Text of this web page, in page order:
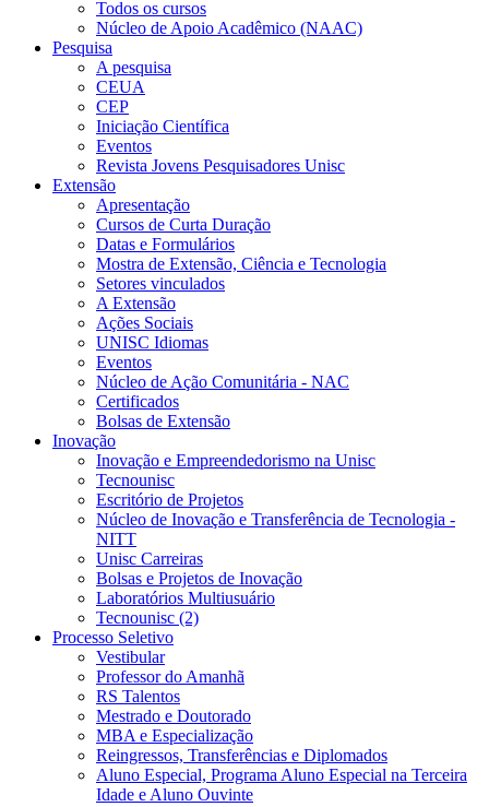
Todos os cursos
Núcleo de Apoio Acadêmico (NAAC)
Pesquisa
A pesquisa
CEUA
CEP
Iniciação Científica
Eventos
Revista Jovens Pesquisadores Unisc
Extensão
Apresentação
Cursos de Curta Duração
Datas e Formulários
Mostra de Extensão, Ciência e Tecnologia
Setores vinculados
A Extensão
Ações Sociais
UNISC Idiomas
Eventos
Núcleo de Ação Comunitária - NAC
Certificados
Bolsas de Extensão
Inovação
Inovação e Empreendedorismo na Unisc
Tecnounisc
Escritório de Projetos
Núcleo de Inovação e Transferência de Tecnologia -
NITT
Unisc Carreiras
Bolsas e Projetos de Inovação
Laboratórios Multiusuário
Tecnounisc (2)
Processo Seletivo
Vestibular
Professor do Amanhã
RS Talentos
Mestrado e Doutorado
MBA e Especialização
Reingressos, Transferências e Diplomados
Aluno Especial, Programa Aluno Especial na Terceira
Idade e Aluno Ouvinte